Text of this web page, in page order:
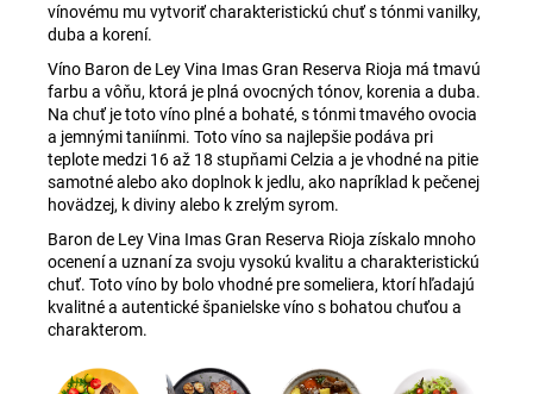
vínovému mu vytvoriť charakteristickú chuť s tónmi vanilky,
duba a korení.
Víno Baron de Ley Vina Imas Gran Reserva Rioja má tmavú
farbu a vôňu, ktorá je plná ovocných tónov, korenia a duba.
Na chuť je toto víno plné a bohaté, s tónmi tmavého ovocia
a jemnými taniínmi. Toto víno sa najlepšie podáva pri
teplote medzi 16 až 18 stupňami Celzia a je vhodné na pitie
samotné alebo ako doplnok k jedlu, ako napríklad k pečenej
hovädzej, k diviny alebo k zrelým syrom.
Baron de Ley Vina Imas Gran Reserva Rioja získalo mnoho
ocenení a uznaní za svoju vysokú kvalitu a charakteristickú
chuť. Toto víno by bolo vhodné pre someliera, ktorí hľadajú
kvalitné a autentické španielske víno s bohatou chuťou a
charakterom.